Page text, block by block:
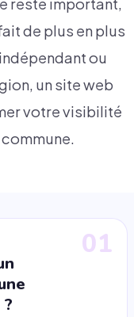
reste important,
de plus en plus
ou
un site web
votre visibilité
01